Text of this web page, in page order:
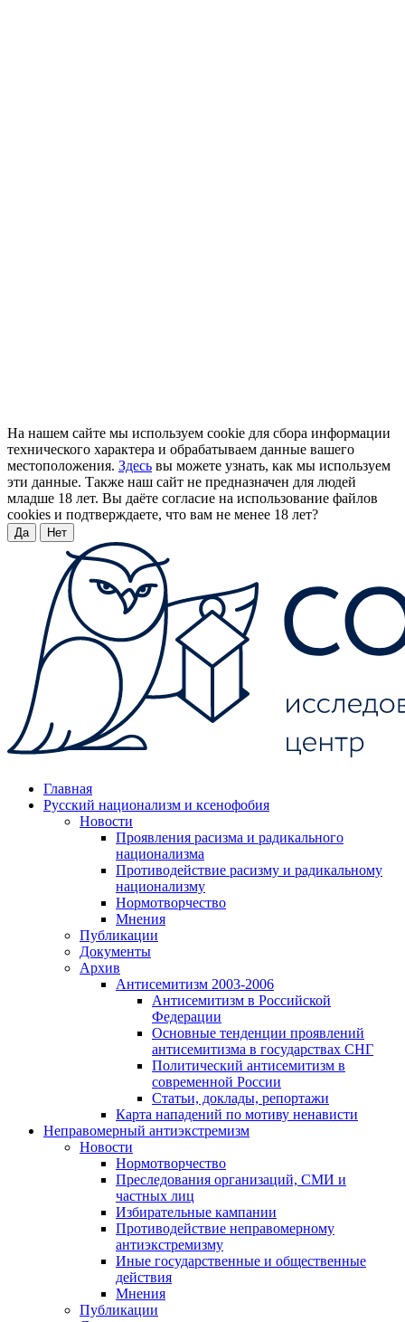
На нашем сайте мы используем cookie для сбора информации
технического характера и обрабатываем данные вашего
местоположения. Здесь вы можете узнать, как мы используем
эти данные. Также наш сайт не предназначен для людей
младше 18 лет. Вы даёте согласие на использование файлов
cookies и подтверждаете, что вам не менее 18 лет?
Да Нет
Главная
Русский национализм и ксенофобия
Новости
Проявления расизма и радикального
национализма
Противодействие расизму и радикальному
национализму
Нормотворчество
Мнения
Публикации
Документы
Архив
Антисемитизм 2003-2006
Антисемитизм в Российской
Федерации
Основные тенденции проявлений
антисемитизма в государствах СНГ
Политический антисемитизм в
современной России
Статьи, доклады, репортажи
Карта нападений по мотиву ненависти
Неправомерный антиэкстремизм
Новости
Нормотворчество
Преследования организаций, СМИ и
частных лиц
Избирательные кампании
Противодействие неправомерному
антиэкстремизму
Иные государственные и общественные
действия
Мнения
Публикации